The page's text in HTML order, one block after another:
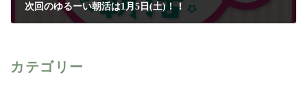
次回のゆるーい朝活は1月5日(土)！！
カテゴリー